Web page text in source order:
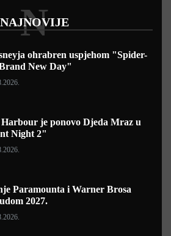
NAJNOVIJE
N
ohrabren uspjehom "Spider-
New Day"
je ponovo Djeda Mraz u
Night 2"
Paramounta i Warner Brosa
2027.